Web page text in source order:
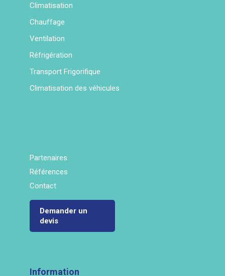
Climatisation
Chauffage
Ventilation
Réfrigération
Transport Frigorifique
Climatisation des véhicules
Partenaires
Références
Contact
Demander un
devis
Information